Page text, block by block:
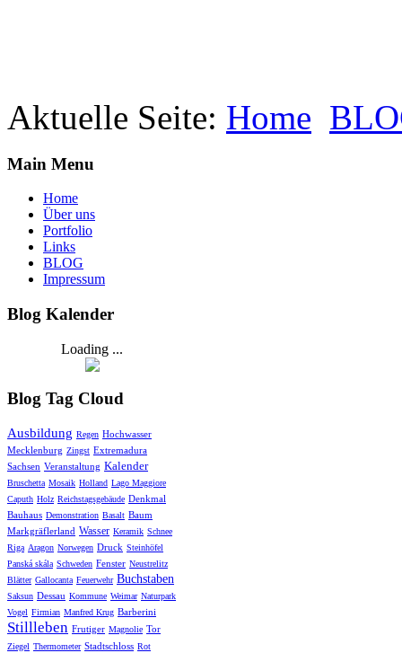
Aktuelle Seite: Home
Main Menu
Home
Über uns
Portfolio
Links
BLOG
Impressum
Blog Kalender
Loading ...
Blog Tag Cloud
Ausbildung Regen Hochwasser
Mecklenburg Zingst Extremadura
Sachsen Veranstaltung Kalender
Bruschetta Mosaik Holland Lago Maggiore
Caputh Holz Reichstagsgebäude Denkmal
Bauhaus Demonstration Basalt Baum
Markgräflerland Wasser Keramik Schnee
Riga Aragon Norwegen Druck Steinhöfel
Panská skála Schweden Fenster Neustrelitz
Blätter Gallocanta Feuerwehr Buchstaben
Saksun Dessau Kommune Weimar Naturpark
Vogel Firmian Manfred Krug Barberini
Stillleben Frutiger Magnolie Tor
Ziegel Thermometer Stadtschloss Rot